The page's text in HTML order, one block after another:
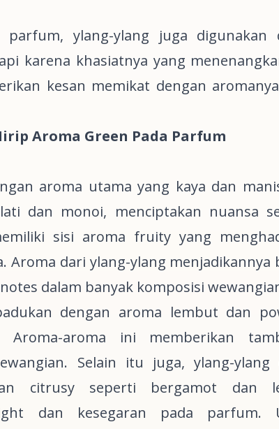
ylang-ylang juga digunakan
karena khasiatnya yang
kesan memikat dengan
Aroma Green Pada Parfum
aroma utama yang kaya dan
dan monoi, menciptakan nuansa
sisi aroma fruity yang
Aroma dari ylang-ylang menjadikannya
dalam banyak komposisi
dengan aroma lembut dan
Aroma-aroma ini memberikan
Selain itu juga, ylang-ylang
citrusyseperti bergamot dan
dan kesegaran pada parfum.